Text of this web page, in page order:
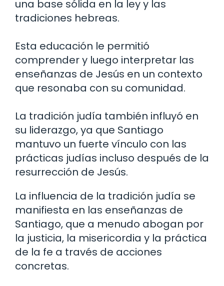
una base sólida en la ley y las
tradiciones hebreas.
Esta educación le permitió
comprender y luego interpretar las
enseñanzas de Jesús en un contexto
que resonaba con su comunidad.
La tradición judía también influyó en
su liderazgo, ya que Santiago
mantuvo un fuerte vínculo con las
prácticas judías incluso después de la
resurrección de Jesús.
La influencia de la tradición judía se
manifiesta en las enseñanzas de
Santiago, que a menudo abogan por
la justicia, la misericordia y la práctica
de la fe a través de acciones
concretas.